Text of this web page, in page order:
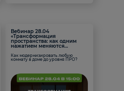
Вебинар 28.04
«Трансформация
пространства: как одним
нажатием меняются
Как модернизировать любую
комнату в доме до уровня ПРО?